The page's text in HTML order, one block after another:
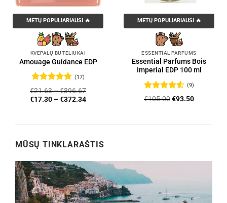
METŲ POPULIARIAUSI 🔥
KVEPALŲ BUTELIUKAI
Amouage Guidance EDP
Įvertinimas:
4.76iš 5
(17)
€21.63–€396.67
€17.30 –€372.34
METŲ POPULIARIAUSI 🔥
ESSENTIAL PARFUMS
Essential Parfums Bois
Imperial EDP 100 ml
Įvertinimas:
(9)
€105.00Original
€93.50Current
MŪSŲ TINKLARAŠTIS